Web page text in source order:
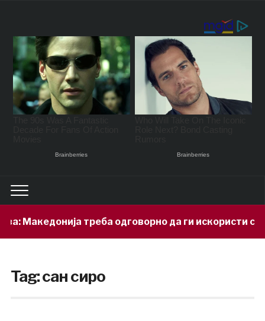
Македонија треба одговорно да ги искористи
Tag:сан сиро